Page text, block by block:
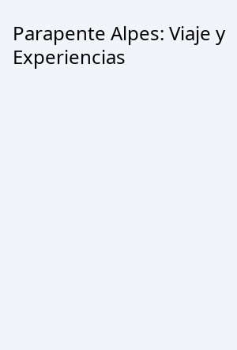
Parapente Alpes: Viaje y
Experiencias